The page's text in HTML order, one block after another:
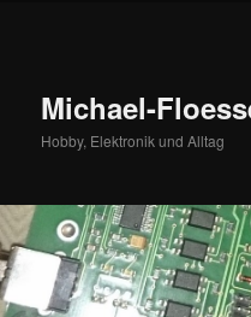
Michael-
Hobby, Elektronik und Alltag